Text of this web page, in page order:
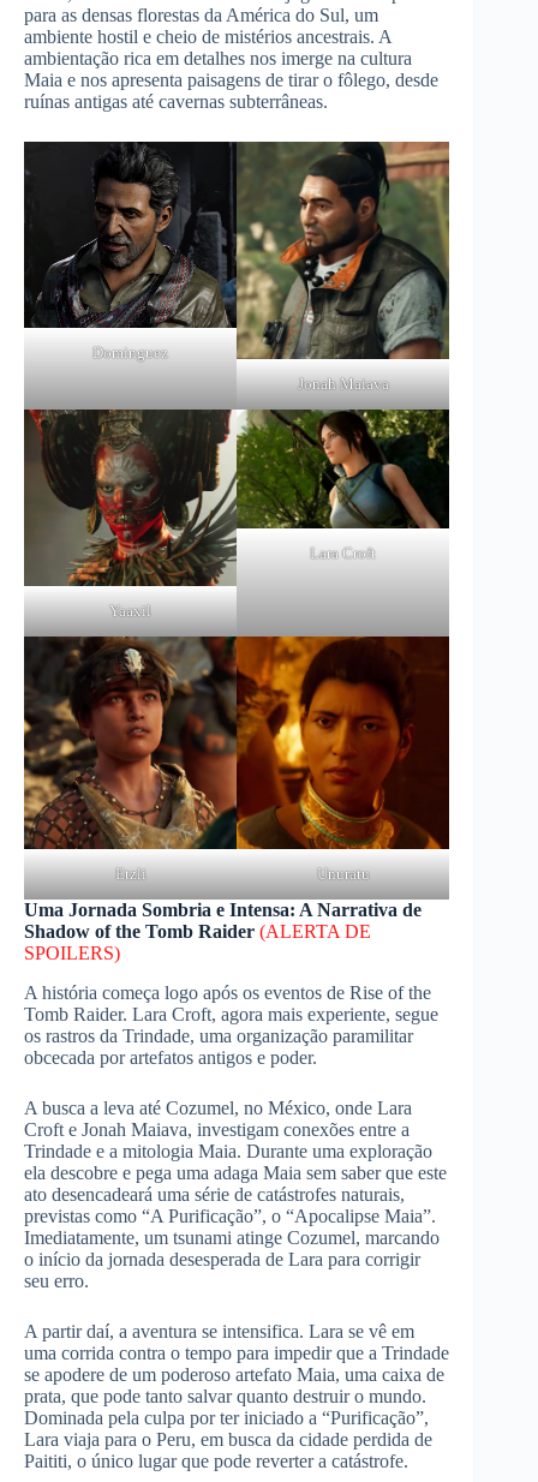
para as densas florestas da América do Sul, um
ambiente hostil e cheio de mistérios ancestrais. A
ambientação rica em detalhes nos imerge na cultura
Maia e nos apresenta paisagens de tirar o fôlego, desde
ruínas antigas até cavernas subterrâneas.
Dominguez
Jonah Maiava
Yaaxil
Lara Croft
Etzli Unuratu
Uma Jornada Sombria e Intensa: A Narrativa de
Shadow of the Tomb Raider (ALERTA DE
SPOILERS)
A história começa logo após os eventos de Rise of the
Tomb Raider. Lara Croft, agora mais experiente, segue
os rastros da Trindade, uma organização paramilitar
obcecada por artefatos antigos e poder.
A busca a leva até Cozumel, no México, onde Lara
Croft e Jonah Maiava, investigam conexões entre a
Trindade e a mitologia Maia. Durante uma exploração
ela descobre e pega uma adaga Maia sem saber que este
ato desencadeará uma série de catástrofes naturais,
previstas como “A Purificação”, o “Apocalipse Maia”.
Imediatamente, um tsunami atinge Cozumel, marcando
o início da jornada desesperada de Lara para corrigir
seu erro.
A partir daí, a aventura se intensifica. Lara se vê em
uma corrida contra o tempo para impedir que a Trindade
se apodere de um poderoso artefato Maia, uma caixa de
prata, que pode tanto salvar quanto destruir o mundo.
Dominada pela culpa por ter iniciado a “Purificação”,
Lara viaja para o Peru, em busca da cidade perdida de
Paititi, o único lugar que pode reverter a catástrofe.